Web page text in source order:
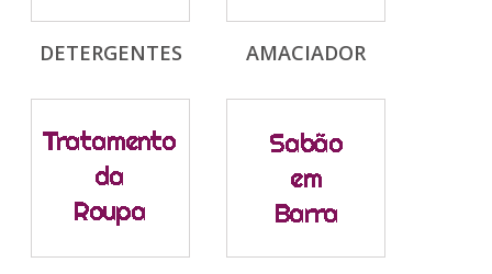
DETERGENTES AMACIADOR